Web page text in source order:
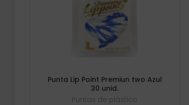
Punta Lip Point Premiun two Azul
30 unid.
Puntas de plástico